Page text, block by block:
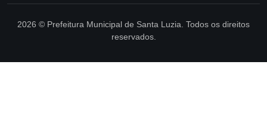
2026 © Prefeitura Municipal de Santa Luzia. Todos os direitos
reservados.